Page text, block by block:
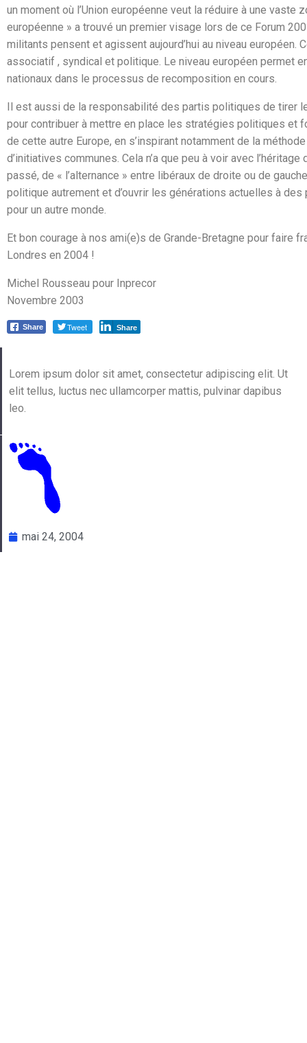
un moment où l’Union européenne veut la réduire à une vaste
européenne » a trouvé un premier visage lors de ce Forum
militants pensent et agissent aujourd’hui au niveau européen.
associatif , syndical et politique. Le niveau européen permet
nationaux dans le processus de recomposition en cours.
Il est aussi de la responsabilité des partis politiques de tirer
pour contribuer à mettre en place les stratégies politiques et
de cette autre Europe, en s’inspirant notamment de la
d’initiatives communes. Cela n’a que peu à voir avec
passé, de « l’alternance » entre libéraux de droite ou de
politique autrement et d’ouvrir les générations actuelles à
pour un autre monde.
Et bon courage à nos ami(e)s de Grande-Bretagne pour faire
Londres en 2004 !
Michel Rousseau pour Inprecor
Novembre 2003
Share Tweet Share
Lorem ipsum dolor sit amet, consectetur adipiscing elit. Ut
elit tellus, luctus nec ullamcorper mattis, pulvinar dapibus
leo.
mai 24, 2004